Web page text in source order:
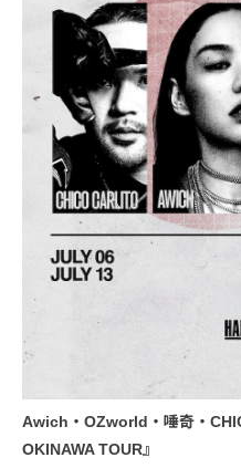
Awich・OZworld・唾奇・
OKINAWA TOUR』